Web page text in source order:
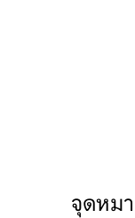
จุดหม